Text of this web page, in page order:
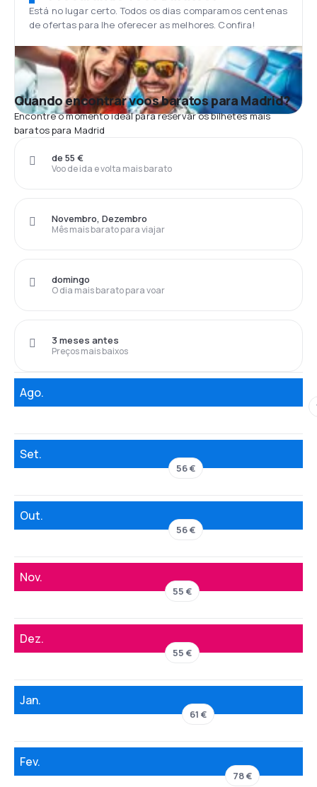
Está no lugar certo. Todos os dias comparamos centenas
de ofertas para lhe oferecer as melhores. Confira!
Quando encontrar voos baratos para Madrid?
Encontre o momento ideal para reservar os bilhetes mais
baratos para Madrid
Voo de ida e volta mais barato
de 55 €
Mês mais barato para viajar
Novembro, Dezembro
O dia mais barato para voar
domingo
Preços mais baixos
3 meses antes
Ago.
Set.
56 €
Out.
56 €
Nov.
55 €
Dez.
55 €
Jan.
61 €
Fev.
78 €